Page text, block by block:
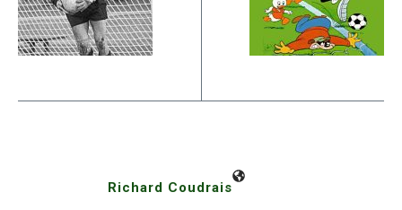
Richard Coudrais